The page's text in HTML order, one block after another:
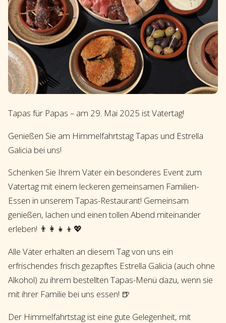
Tapas für Papas – am 29. Mai 2025 ist Vatertag!
Genießen Sie am Himmelfahrtstag Tapas und Estrella
Galicia bei uns!
Schenken Sie Ihrem Vater ein besonderes Event zum
Vatertag mit einem leckeren gemeinsamen Familien-
Essen in unserem Tapas-Restaurant! Gemeinsam
genießen, lachen und einen tollen Abend miteinander
erleben! 👨‍👩‍👧‍👦💖
Alle Väter erhalten an diesem Tag von uns ein
erfrischendes frisch gezapftes Estrella Galicia (auch ohne
Alkohol) zu ihrem bestellten Tapas-Menü dazu, wenn sie
mit ihrer Familie bei uns essen! 🍺
Der Himmelfahrtstag ist eine gute Gelegenheit, mit